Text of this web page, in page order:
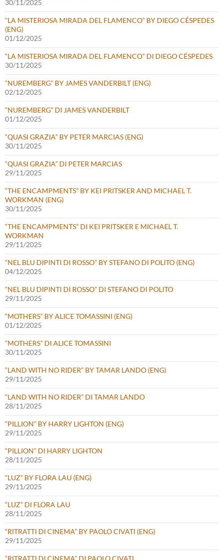
30/11/2025
“LA MISTERIOSA MIRADA DEL FLAMENCO” BY DIEGO CÉSPEDES
(ENG)
01/12/2025
“LA MISTERIOSA MIRADA DEL FLAMENCO” DI DIEGO CÉSPEDES
30/11/2025
“NUREMBERG” BY JAMES VANDERBILT (ENG)
02/12/2025
“NUREMBERG” DI JAMES VANDERBILT
01/12/2025
“QUASI GRAZIA” BY PETER MARCIAS (ENG)
30/11/2025
“QUASI GRAZIA” DI PETER MARCIAS
29/11/2025
“THE ENCAMPMENTS” BY KEI PRITSKER AND MICHAEL T.
WORKMAN (ENG)
30/11/2025
“THE ENCAMPMENTS” DI KEI PRITSKER E MICHAEL T.
WORKMAN
29/11/2025
“NEL BLU DIPINTI DI ROSSO” BY STEFANO DI POLITO (ENG)
04/12/2025
“NEL BLU DIPINTI DI ROSSO” DI STEFANO DI POLITO
29/11/2025
“MOTHERS” BY ALICE TOMASSINI (ENG)
01/12/2025
“MOTHERS” DI ALICE TOMASSINI
30/11/2025
“LAND WITH NO RIDER” BY TAMAR LANDO (ENG)
29/11/2025
“LAND WITH NO RIDER” DI TAMAR LANDO
28/11/2025
“PILLION” BY HARRY LIGHTON (ENG)
29/11/2025
“PILLION” DI HARRY LIGHTON
28/11/2025
“LUZ” BY FLORA LAU (ENG)
29/11/2025
“LUZ” DI FLORA LAU
28/11/2025
“RITRATTI DI CINEMA” BY PAOLO CIVATI (ENG)
29/11/2025